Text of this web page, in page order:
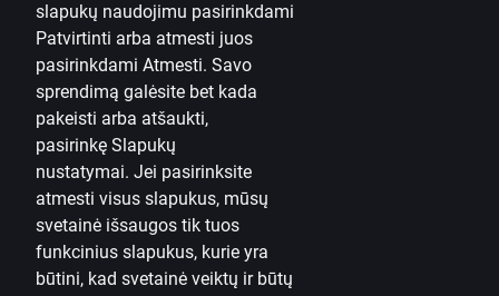
slapukų naudojimu pasirinkdami
Patvirtinti arba atmesti juos
pasirinkdami Atmesti. Savo
sprendimą galėsite bet kada
pakeisti arba atšaukti,
pasirinkę Slapukų
nustatymai. Jei pasirinksite
atmesti visus slapukus, mūsų
svetainė išsaugos tik tuos
funkcinius slapukus, kurie yra
būtini, kad svetainė veiktų ir būtų